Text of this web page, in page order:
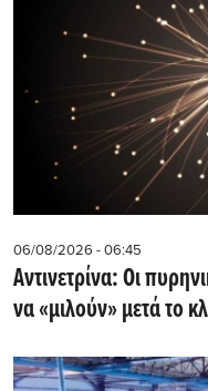
06/08/2026 - 06:45
Αντινετρίνα: Οι
να «μιλούν» μετά το